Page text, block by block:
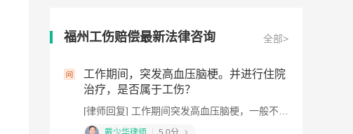
福州工伤赔偿最新法律咨询 全部>
工作期间，突发高血压脑梗。并进行住院
治疗，是否属于工伤？